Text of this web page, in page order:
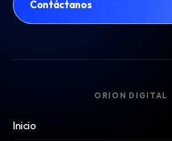
Contáctanos
ORION DIGITAL
Inicio